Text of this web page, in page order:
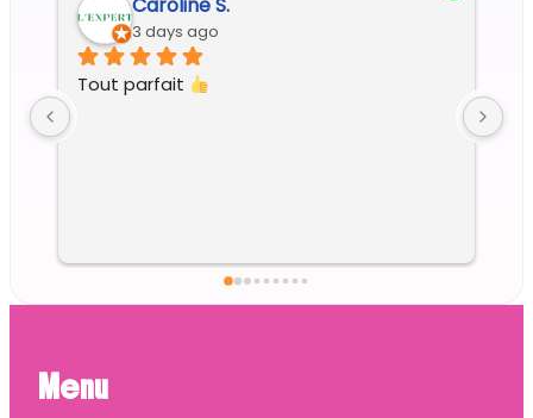
3 days ago
Tout parfait
Menu